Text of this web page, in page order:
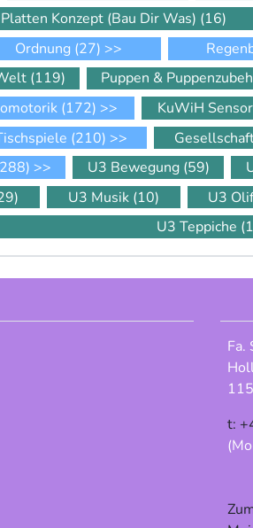
Konzept (Bau Dir Was) (16)
Ordnung (27) >>
(119) Puppen &
(172) >> KuWiH
(210) >>
>> U3 Bewegung (59)
U3 Musik (10) U3
U3 Teppiche
Fa.
t: